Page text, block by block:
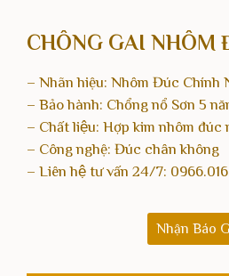
CHÔNG GAI NHÔM
– Nhãn hiệu: Nhôm Đúc Chính
– Bảo hành: Chổng nổ Sơn 5
– Chất liệu: Hợp kim nhôm đúc
– Công nghệ: Đúc chân không
– Liên hệ tư vấn 24/7:
Nhận Báo